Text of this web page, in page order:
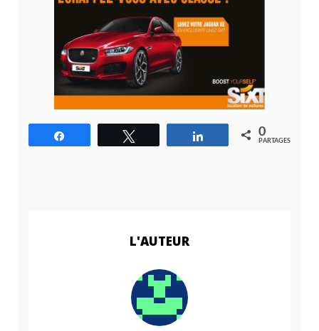
Partagez 0
PARTAGES
L'AUTEUR